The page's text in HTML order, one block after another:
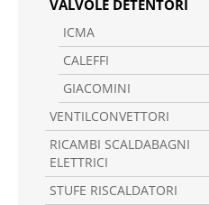
VALVOLE DETENTORI
ICMA
CALEFFI
GIACOMINI
VENTILCONVETTORI
RICAMBI SCALDABAGNI
ELETTRICI
STUFE RISCALDATORI